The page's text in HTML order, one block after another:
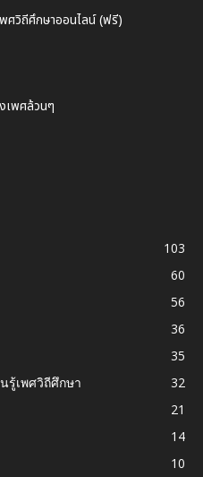
ศวิถีศึกษาออนไลน์ (ฟรี)
เพศล้วนๆ
103
60
56
36
35
รู้เพศวิถีศึกษา
32
21
14
10